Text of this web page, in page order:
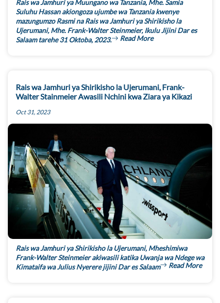
Rais wa Jamhuri ya Muungano wa Tanzania, Mhe. Samia
Suluhu Hassan akiongoza ujumbe wa Tanzania kwenye
mazungumzo Rasmi na Rais wa Jamhuri ya Shirikisho la
Ujerumani, Mhe. Frank-Walter Steinmeier, Ikulu Jijini Dar es
Salaam tarehe 31 Oktoba, 2023.
Read More
Rais wa Jamhuri ya Shirikisho la Ujerumani, Frank-
Walter Stainmeier Awasili Nchini kwa Ziara ya Kikazi
Oct 31, 2023
Rais wa Jamhuri ya Shirikisho la Ujerumani, Mheshimiwa
Frank-Walter Steinmeier akiwasili katika Uwanja wa Ndege wa
Kimataifa wa Julius Nyerere jijini Dar es Salaam
Read More